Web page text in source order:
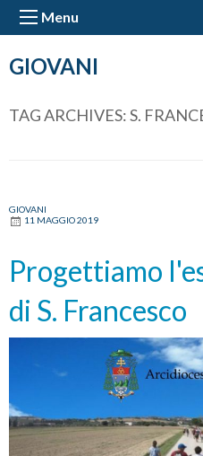
GIOVANI
Menu
TAG ARCHIVES:S.
GIOVANI
11 MAGGIO 2019
Progettiamo
di S. Francesco